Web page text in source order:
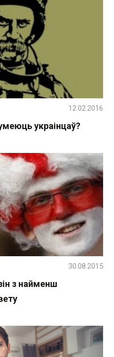
украінцаў?
12.02.2016
з найменш
30.08.2015